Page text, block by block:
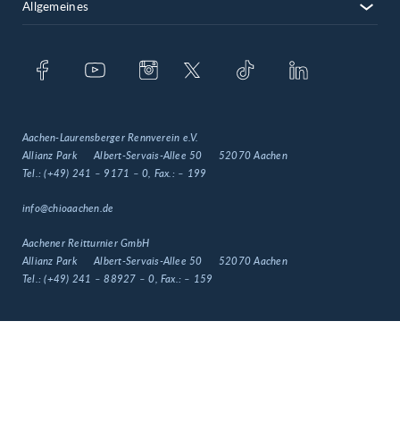
Allgemeines
Aachen-Laurensberger Rennverein e.V.
Allianz Park
Albert-Servais-Allee 50
52070 Aachen
Tel.:(+49) 241 – 9171 – 0 , Fax.: – 199
info@chioaachen.de
Aachener Reitturnier GmbH
Allianz Park
Albert-Servais-Allee 50
52070 Aachen
Tel.:(+49) 241 – 88927 – 0 , Fax.: – 159